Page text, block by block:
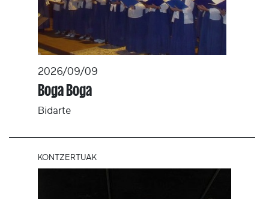
2026/09/09
Boga Boga
Bidarte
KONTZERTUAK